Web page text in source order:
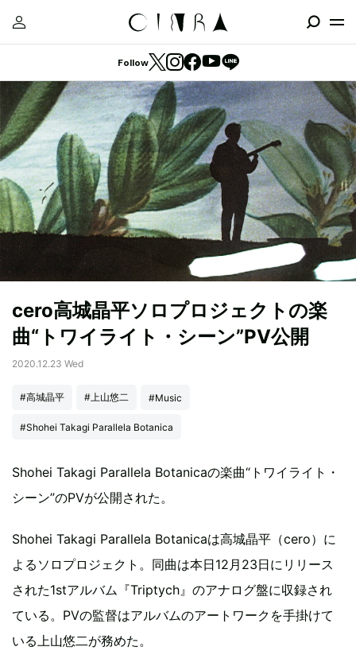
Follow
cero高城晶平ソロプロジェクトの楽
曲“トワイライト・シーン”PV公開
2020.12.23 Wed
#高城晶平 #上山悠二 #Music
#Shohei Takagi Parallela Botanica
Shohei Takagi Parallela Botanicaの楽曲“トワイライト・
シーン”のPVが公開された。
Shohei Takagi Parallela Botanicaは高城晶平（cero）に
よるソロプロジェクト。同曲は本日12月23日にリリース
された1stアルバム『Triptych』のアナログ盤に収録され
ている。PVの監督はアルバムのアートワークを手掛けて
いる上山悠二が務めた。